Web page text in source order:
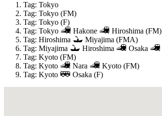
Tag: Tokyo
Tag: Tokyo (FM)
Tag: Tokyo (F)
Tag: Tokyo
Hakone
Hiroshima (FM)
Tag: Hiroshima
Miyajima (FMA)
Tag: Miyajima
Hiroshima Osaka
Tag: Kyoto (FM)
Tag: Kyoto
Nara
Kyoto (FM)
Tag: Kyoto
Osaka (F)